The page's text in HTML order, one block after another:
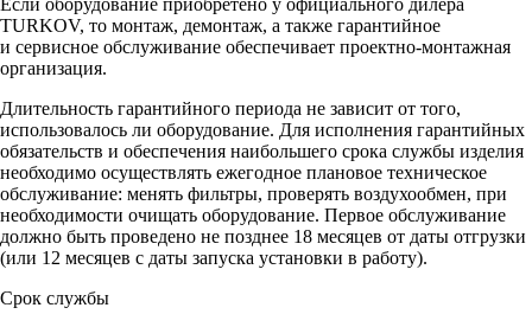
Если оборудование приобретено у официального дилера
TURKOV, то монтаж, демонтаж, а также гарантийное
и сервисное обслуживание обеспечивает проектно-монтажная
организация.
Длительность гарантийного периода не зависит от того,
использовалось ли оборудование. Для исполнения гарантийных
обязательств и обеспечения наибольшего срока службы изделия
необходимо осуществлять ежегодное плановое техническое
обслуживание: менять фильтры, проверять воздухообмен, при
необходимости очищать оборудование. Первое обслуживание
должно быть проведено не позднее 18 месяцев от даты отгрузки
(или 12 месяцев с даты запуска установки в работу).
Срок службы